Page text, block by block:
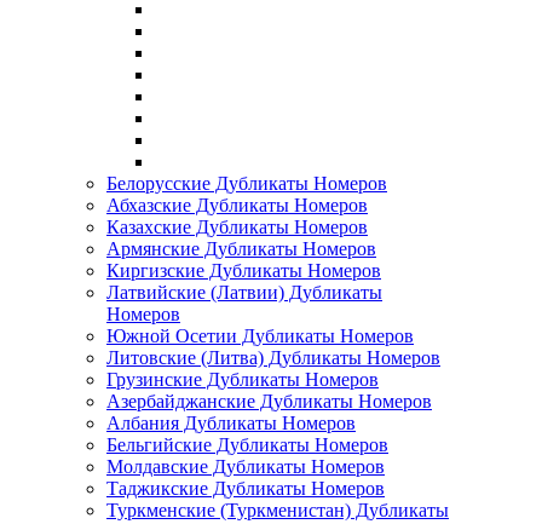
Белорусские Дубликаты Номеров
Абхазские Дубликаты Номеров
Казахские Дубликаты Номеров
Армянские Дубликаты Номеров
Киргизские Дубликаты Номеров
Латвийские (Латвии) Дубликаты
Номеров
Южной Осетии Дубликаты Номеров
Литовские (Литва) Дубликаты Номеров
Грузинские Дубликаты Номеров
Азербайджанские Дубликаты Номеров
Албания Дубликаты Номеров
Бельгийские Дубликаты Номеров
Молдавские Дубликаты Номеров
Таджикские Дубликаты Номеров
Туркменские (Туркменистан) Дубликаты